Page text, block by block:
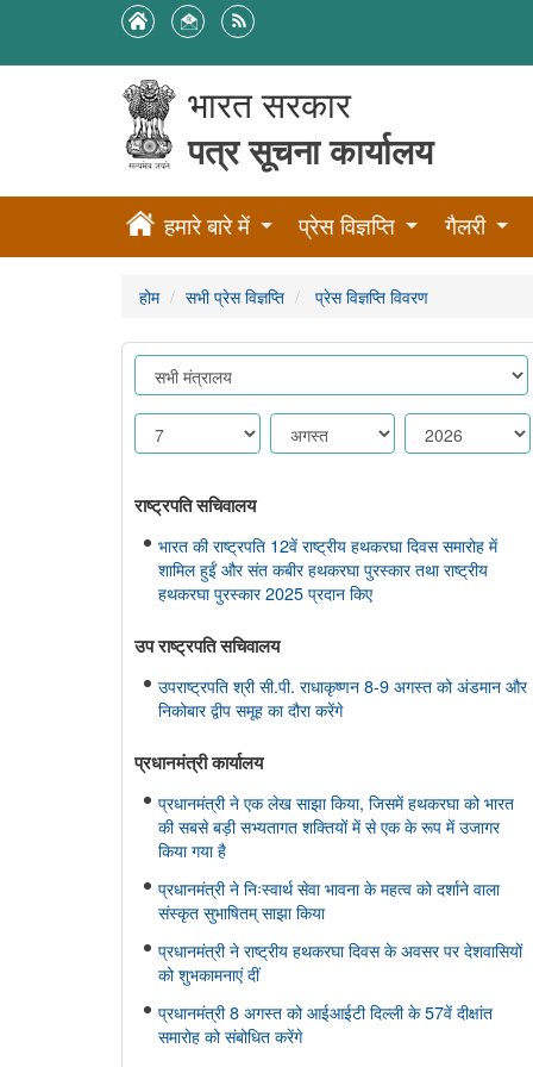
भारत सरकार
पत्र सूचना कार्यालय
हमारे बारे में प्रेस विज्ञप्ति गैलरी
होम सभी प्रेस विज्ञप्ति प्रेस विज्ञप्ति विवरण
राष्ट्रपति सचिवालय
भारत की राष्ट्रपति 12वें राष्ट्रीय हथकरघा दिवस समारोह में
शामिल हुईं और संत कबीर हथकरघा पुरस्कार तथा राष्ट्रीय
हथकरघा पुरस्कार 2025 प्रदान किए
उप राष्ट्रपति सचिवालय
उपराष्ट्रपति श्री सी.पी. राधाकृष्णन 8-9 अगस्त को अंडमान और
निकोबार द्वीप समूह का दौरा करेंगे
प्रधानमंत्री कार्यालय
प्रधानमंत्री ने एक लेख साझा किया, जिसमें हथकरघा को भारत
की सबसे बड़ी सभ्यतागत शक्तियों में से एक के रूप में उजागर
किया गया है
प्रधानमंत्री ने निःस्वार्थ सेवा भावना के महत्व को दर्शाने वाला
संस्कृत सुभाषितम् साझा किया
प्रधानमंत्री ने राष्ट्रीय हथकरघा दिवस के अवसर पर देशवासियों
को शुभकामनाएं दीं
प्रधानमंत्री 8 अगस्त को आईआईटी दिल्ली के 57वें दीक्षांत
समारोह को संबोधित करेंगे